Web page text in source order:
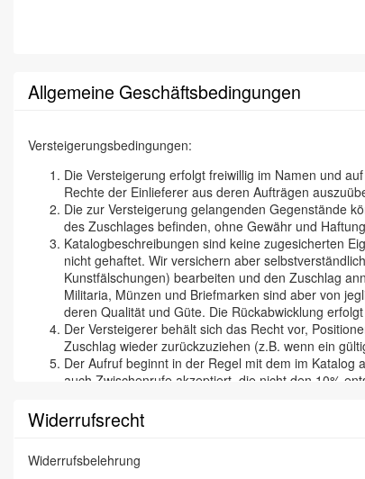
Allgemeine Geschäftsbedingungen
Versteigerungsbedingungen:
Die Versteigerung erfolgt freiwillig im Namen und
Rechte der Einlieferer aus deren Aufträgen
Die zur Versteigerung gelangenden Gegenstände
des Zuschlages befinden, ohne Gewähr und
Katalogbeschreibungen sind keine zugesicherten
nicht gehaftet. Wir versichern aber
Kunstfälschungen) bearbeiten und den Zuschlag
Militaria, Münzen und Briefmarken sind aber von
deren Qualität und Güte. Die Rückabwicklung
Der Versteigerer behält sich das Recht vor,
Zuschlag wieder zurückzuziehen (z.B. wenn ein
Der Aufruf beginnt in der Regel mit dem im
auch Zwischenrufe akzeptiert, die nicht den 10%
Zuschlag verpflichtet zur Abnahme und zur
Der Zuschlags-Preis ist ein Netto-Preis. Auf den
Gründen.
Widerrufsrecht
Widerrufsbelehrung